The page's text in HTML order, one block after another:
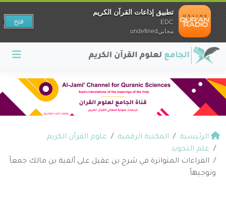
الرئيسية المكتبة الرقمية
علوم القرآن الكريم
علم التجويد
القراءات المتواترة في شرح بن عقيل على ألفية بن مالك جمعاً
وتوجيهاً
تطبيق إذاعات القرآن الكريم
EDC
مجانيundefined
فتح